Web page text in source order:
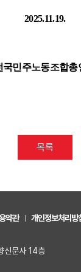
2025.11.19.
국민주노동조합총
목록
약관 개인정보처리방
신문사 14층